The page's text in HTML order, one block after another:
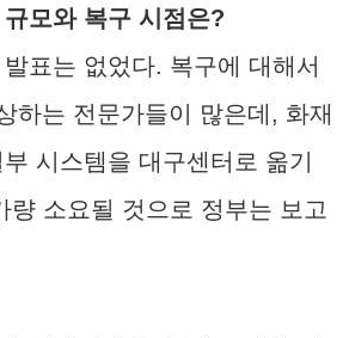
모와 복구 시점은?
표는 없었다. 복구에 대해서
하는 전문가들이 많은데, 화재
시스템을 대구센터로 옮기
량 소요될 것으로 정부는 보고